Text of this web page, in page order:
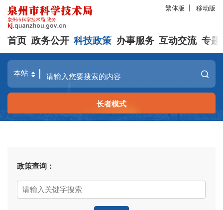
繁体版 移动版
首页 政务公开 科技政策 办事服务 互动交流 专题
长者模式
政策查询：